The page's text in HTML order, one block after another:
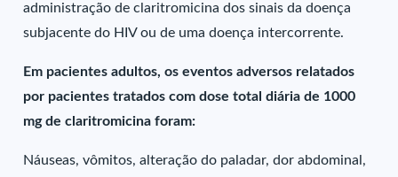
administração de claritromicina dos sinais da doença
subjacente do HIV ou de uma doença intercorrente.
Em pacientes adultos, os eventos adversos relatados
por pacientes tratados com dose total diária de 1000
mg de claritromicina foram:
Náuseas, vômitos, alteração do paladar, dor abdominal,